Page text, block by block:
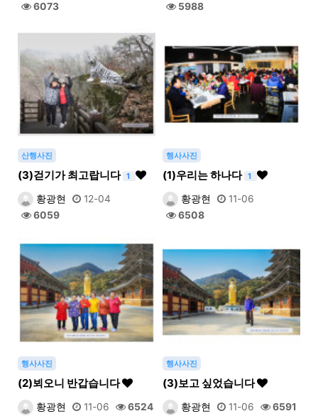
6073
5988
산행사진
(3)걷기가 최고랍니다 1
황광현
12-04
6059
행사사진
(1)우리는 하나다 1
황광현
11-06
6508
행사사진
(2)뵈오니 반갑습니다
황광현 11-06 6524
행사사진
(3)보고 싶었습니다
황광현 11-06 6591